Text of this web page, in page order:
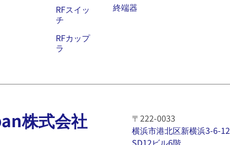
RFスイッ
チ
RFカップ
ラ
終端器
株式会社
〒222-0033
横浜市港北区新横浜3-6-12
SD12ビル6階